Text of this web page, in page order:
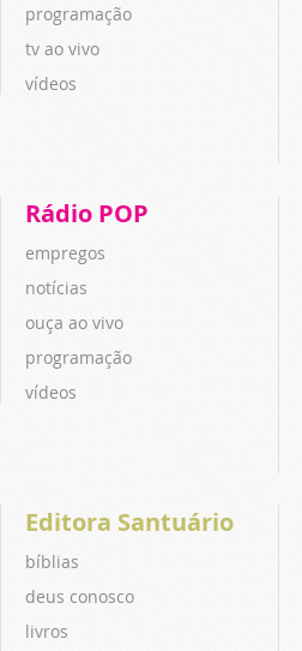
programação
tv ao vivo
vídeos
Rádio POP
empregos
notícias
ouça ao vivo
programação
vídeos
Editora Santuário
bíblias
deus conosco
livros